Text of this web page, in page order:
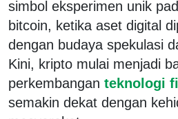
simbol eksperimen unik
bitcoin, ketika aset digital
dengan budaya spekulasi
Kini, kripto mulai menjadi
perkembangan teknologi
semakin dekat dengan